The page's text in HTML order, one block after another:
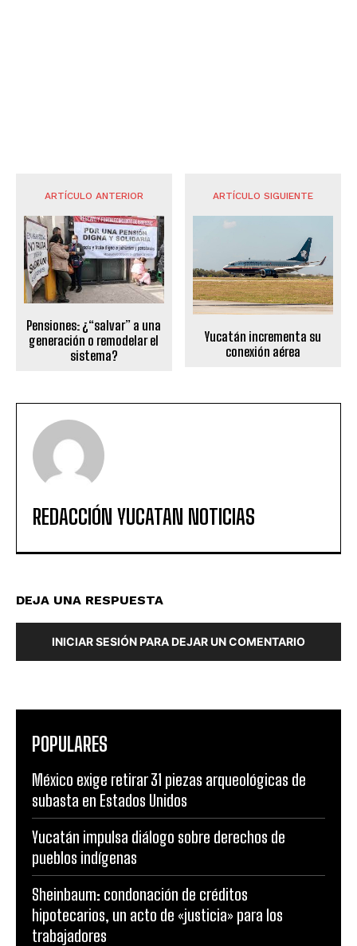
ARTÍCULO ANTERIOR
Pensiones: ¿“salvar” a una
generación o remodelar el
sistema?
ARTÍCULO SIGUIENTE
Yucatán incrementa su
conexión aérea
REDACCIÓN YUCATAN NOTICIAS
DEJA UNA RESPUESTA
INICIAR SESIÓN PARA DEJAR UN COMENTARIO
POPULARES
México exige retirar 31 piezas arqueológicas de
subasta en Estados Unidos
Yucatán impulsa diálogo sobre derechos de
pueblos indígenas
Sheinbaum: condonación de créditos
hipotecarios, un acto de «justicia» para los
trabajadores